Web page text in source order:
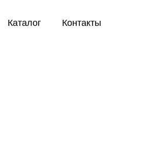
Контакты
Каталог Контакты
Каталог